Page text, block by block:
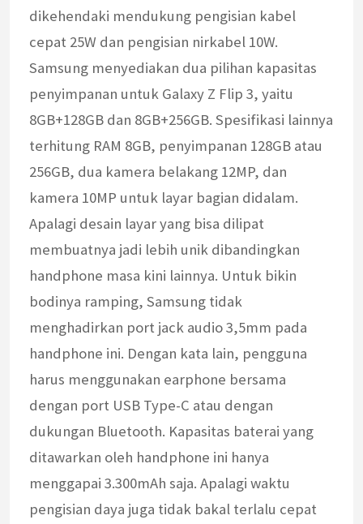
dikehendaki mendukung pengisian kabel
cepat 25W dan pengisian nirkabel 10W.
Samsung menyediakan dua pilihan kapasitas
penyimpanan untuk Galaxy Z Flip 3, yaitu
8GB+128GB dan 8GB+256GB. Spesifikasi lainnya
terhitung RAM 8GB, penyimpanan 128GB atau
256GB, dua kamera belakang 12MP, dan
kamera 10MP untuk layar bagian didalam.
Apalagi desain layar yang bisa dilipat
membuatnya jadi lebih unik dibandingkan
handphone masa kini lainnya. Untuk bikin
bodinya ramping, Samsung tidak
menghadirkan port jack audio 3,5mm pada
handphone ini. Dengan kata lain, pengguna
harus menggunakan earphone bersama
dengan port USB Type-C atau dengan
dukungan Bluetooth. Kapasitas baterai yang
ditawarkan oleh handphone ini hanya
menggapai 3.300mAh saja. Apalagi waktu
pengisian daya juga tidak bakal terlalu cepat